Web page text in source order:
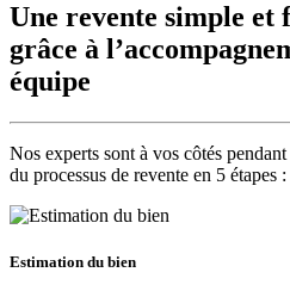
Une revente simple et
grâce à
équipe
Nos experts sont à vos côtés
du processus de revente en 5 étapes :
Estimation du bien